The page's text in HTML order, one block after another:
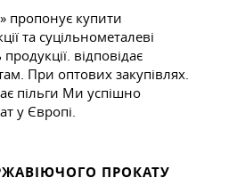
пропонує купити
та суцільнометалеві
відповідає
При оптових закупівлях.
пільги Ми успішно
у Європі.
ПРОКАТУ